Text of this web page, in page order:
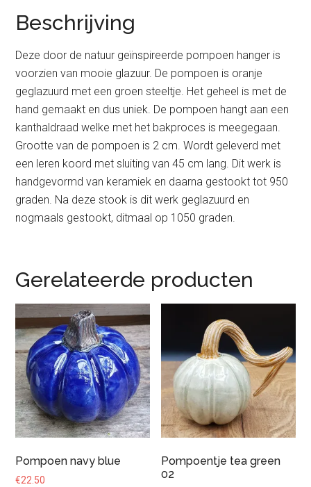
Beschrijving
Deze door de natuur geïnspireerde pompoen hanger is
voorzien van mooie glazuur. De pompoen is oranje
geglazuurd met een groen steeltje. Het geheel is met de
hand gemaakt en dus uniek. De pompoen hangt aan een
kanthaldraad welke met het bakproces is meegegaan.
Grootte van de pompoen is 2 cm. Wordt geleverd met
een leren koord met sluiting van 45 cm lang. Dit werk is
handgevormd van keramiek en daarna gestookt tot 950
graden. Na deze stook is dit werk geglazuurd en
nogmaals gestookt, ditmaal op 1050 graden.
Gerelateerde producten
Pompoen navy blue
€22.50
Pompoentje tea green
02